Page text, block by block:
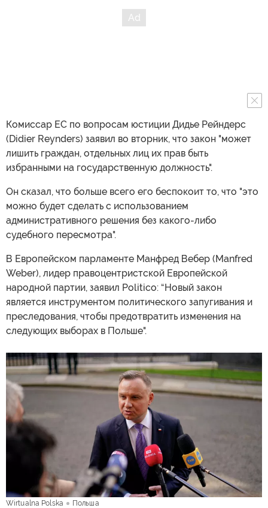
Комиссар ЕС по вопросам юстиции Дидье Рейндерс
(Didier Reynders) заявил во вторник, что закон "может
лишить граждан, отдельных лиц их прав быть
избранными на государственную должность".
Он сказал, что больше всего его беспокоит то, что "это
можно будет сделать с использованием
административного решения без какого-либо
судебного пересмотра".
В Европейском парламенте Манфред Вебер (Manfred
Weber), лидер правоцентристской Европейской
народной партии, заявил Politico: “Новый закон
является инструментом политического запугивания и
преследования, чтобы предотвратить изменения на
следующих выборах в Польше".
Wirtualna Polska Польша